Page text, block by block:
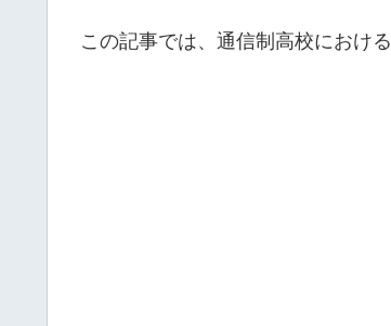
この記事では、通信制高校における